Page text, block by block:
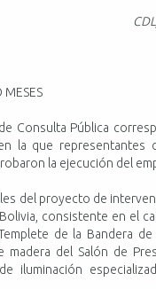
MESES
Consulta Pública
la que representantes
la ejecución del
del proyecto de
consistente en el
de la Bandera de
del Salón de
iluminación